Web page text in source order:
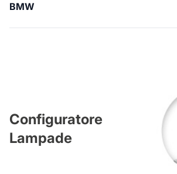
BMW
Configuratore
Lampade